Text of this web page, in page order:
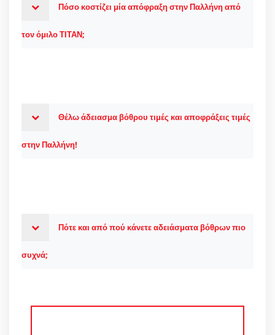
Πόσο κοστίζει μία απόφραξη στην Παλλήνη από
τον όμιλο ΤΙΤΑΝ;
Θέλω άδειασμα βόθρου τιμές και αποφράξεις τιμές
στην Παλλήνη!
Πότε και από πού κάνετε αδειάσματα βόθρων πιο
συχνά;